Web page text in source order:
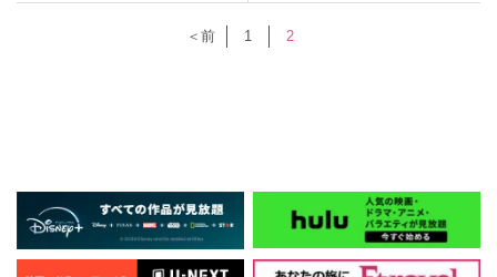
＜前 1 2